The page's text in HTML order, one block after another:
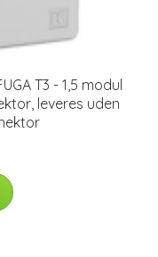
T3 - 1,5 modul
leveres uden